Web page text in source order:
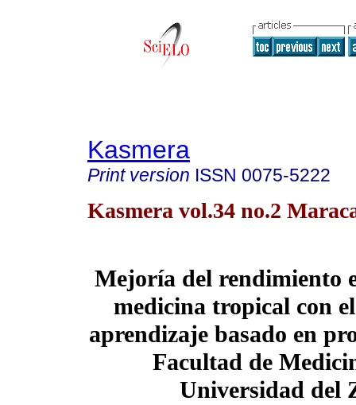
Kasmera
Print version ISSN 0075-5222
Kasmera vol.34 no.2
Mejoría del rendimiento
medicina tropical con
aprendizaje basado en
Facultad de
Universidad del